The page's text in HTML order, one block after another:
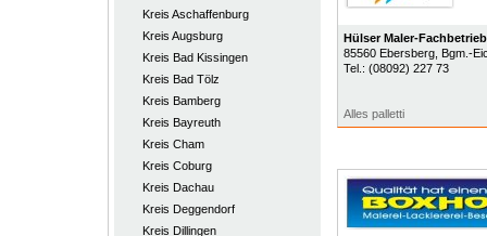
Kreis Aschaffenburg
Kreis Augsburg
Kreis Bad Kissingen
Kreis Bad Tölz
Kreis Bamberg
Kreis Bayreuth
Kreis Cham
Kreis Coburg
Kreis Dachau
Kreis Deggendorf
Kreis Dillingen
Hülser Maler-Fachbetrieb
85560 Ebersberg, Bgm.-
Tel.: (08092) 227 73
Alles palletti